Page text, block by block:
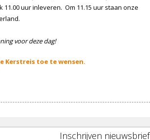
uur inleveren. Om 11.15 uur staan onze
voor deze dag!
Kerstreis toe te wensen.
Inschrijven nieuwsbrief